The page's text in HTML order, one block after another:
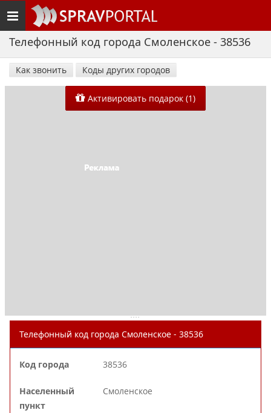
Toggle
navigation
Телефонный код города Смоленское - 38536
Как звонить Коды других городов
Активировать подарок (1)
. . . .
Телефонный код города Смоленское - 38536
Код города 38536
Населенный
пункт
Смоленское